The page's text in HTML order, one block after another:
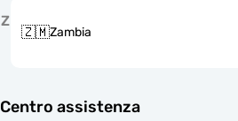
Z
🇿🇲Zambia
Centro assistenza